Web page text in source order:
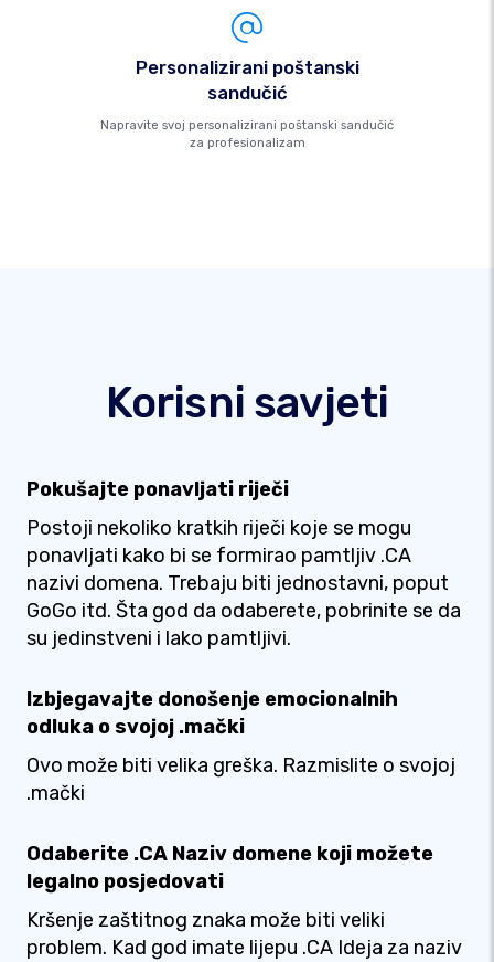
Personalizirani poštanski
sandučić
Napravite svoj personalizirani poštanski sandučić
za profesionalizam
Korisni savjeti
Pokušajte ponavljati riječi
Postoji nekoliko kratkih riječi koje se mogu
ponavljati kako bi se formirao pamtljiv .CA
nazivi domena. Trebaju biti jednostavni, poput
GoGo itd. Šta god da odaberete, pobrinite se da
su jedinstveni i lako pamtljivi.
Izbjegavajte donošenje emocionalnih
odluka o svojoj .mački
Ovo može biti velika greška. Razmislite o svojoj
.mački
Odaberite .CA Naziv domene koji možete
legalno posjedovati
Kršenje zaštitnog znaka može biti veliki
problem. Kad god imate lijepu .CA Ideja za naziv